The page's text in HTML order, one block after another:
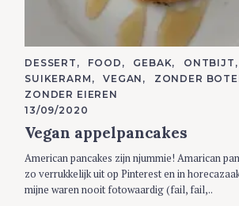
C
A
T
E
G
O
R
I
S
DESSERT FOOD GEBAK ONTBIJT
SUIKERARM
VEGAN
ZONDER
ZONDER EIEREN
13/09/2020
Vegan appelpancakes
American pancakes zijn njummie! Amarican
zo verrukkelijk uit op Pinterest en in
mijne waren nooit fotowaardig (fail, fail,..